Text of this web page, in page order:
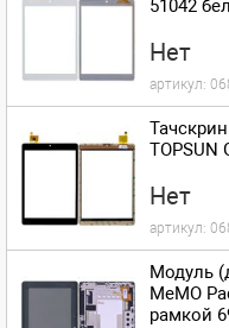
51042
Нет
артикул:
TOPSUN
Нет
артикул:
Модуль
MeMO
рамкой